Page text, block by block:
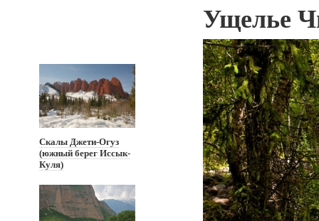
Скалы Джети-Огуз
(южный берег Иссык-
Куля)
Ущелье